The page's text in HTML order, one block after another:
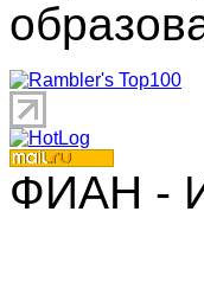
ФИАН -